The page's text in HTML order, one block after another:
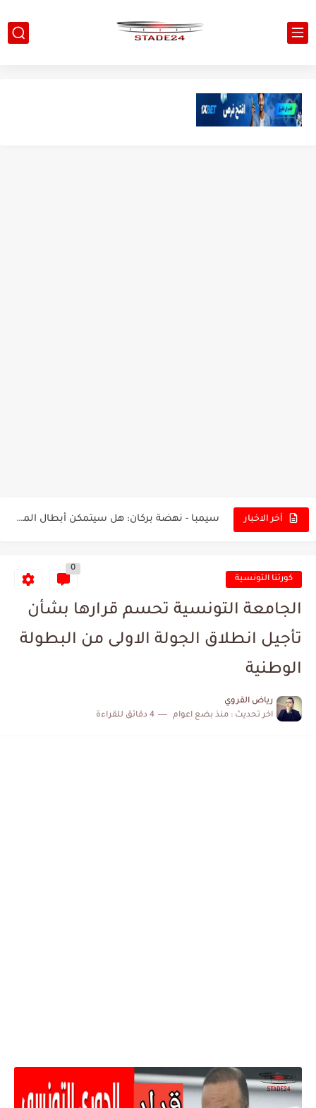
أخر الاخبار سيمبا - نهضة بركان: هل سيتمكن أبطال المغرب من الحفاظ...
البرنامج الكامل لنهائي البطولة بين الاتحاد المنستيري والنادي الإفريقي
المدرب التونسي المتألق معين الشعباني يكشف عن اهدافه المستقبلية
كابتن مانشستر يونايتد يدعم حنبعل المجبري
كورتنا التونسية
0
الجامعة التونسية تحسم قرارها بشأن
تأجيل انطلاق الجولة الاولى من البطولة
الوطنية
رياض القروي
اخر تحديث : منذ بضع اعوام 4 دقائق للقراءة